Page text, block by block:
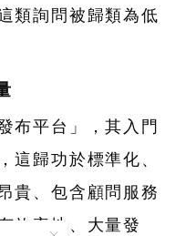
類詢問被歸類為低
布平台」，其入門
這歸功於標準化、
貴、包含顧問服務
效率地、大量發